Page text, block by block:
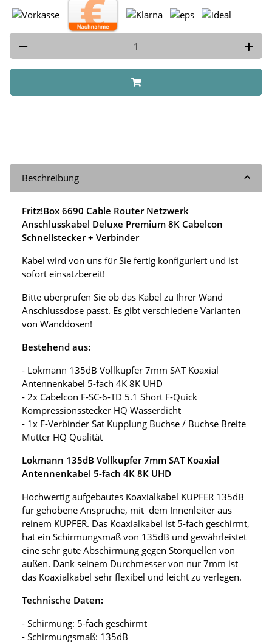
Beschreibung
Fritz!Box 6690 Cable Router Netzwerk
Anschlusskabel Deluxe Premium 8K Cabelcon
Schnellstecker + Verbinder
Kabel wird von uns für Sie fertig konfiguriert und ist
sofort einsatzbereit!
Bitte überprüfen Sie ob das Kabel zu Ihrer Wand
Anschlussdose passt. Es gibt verschiedene Varianten
von Wanddosen!
Bestehend aus:
- Lokmann 135dB Vollkupfer 7mm SAT Koaxial
Antennenkabel 5-fach 4K 8K UHD
- 2x Cabelcon F-SC-6-TD 5.1 Short F-Quick
Kompressionsstecker HQ Wasserdicht
- 1x F-Verbinder Sat Kupplung Buchse / Buchse Breite
Mutter HQ Qualität
Lokmann 135dB Vollkupfer 7mm SAT Koaxial
Antennenkabel 5-fach 4K 8K UHD
Hochwertig aufgebautes Koaxialkabel KUPFER 135dB
für gehobene Ansprüche, mit dem Innenleiter aus
reinem KUPFER. Das Koaxialkabel ist 5-fach geschirmt,
hat ein Schirmungsmaß von 135dB und gewährleistet
eine sehr gute Abschirmung gegen Störquellen von
außen. Dank seinem Durchmesser von nur 7mm ist
das Koaxialkabel sehr flexibel und leicht zu verlegen.
Technische Daten:
- Schirmung: 5-fach geschirmt
- Schirmungsmaß: 135dB